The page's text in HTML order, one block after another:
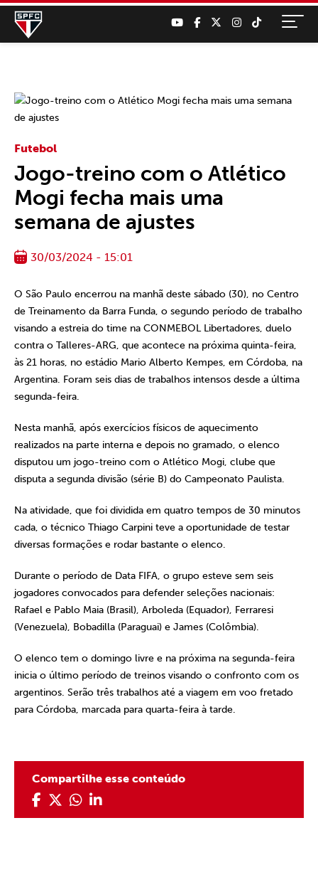
Futebol
Jogo-treino com o Atlético
Mogi fecha mais uma
semana de ajustes
30/03/2024 - 15:01
O São Paulo encerrou na manhã deste sábado (30), no Centro
de Treinamento da Barra Funda, o segundo período de trabalho
visando a estreia do time na CONMEBOL Libertadores, duelo
contra o Talleres-ARG, que acontece na próxima quinta-feira,
às 21 horas, no estádio Mario Alberto Kempes, em Córdoba, na
Argentina. Foram seis dias de trabalhos intensos desde a última
segunda-feira.
Nesta manhã, após exercícios físicos de aquecimento
realizados na parte interna e depois no gramado, o elenco
disputou um jogo-treino com o Atlético Mogi, clube que
disputa a segunda divisão (série B) do Campeonato Paulista.
Na atividade, que foi dividida em quatro tempos de 30 minutos
cada, o técnico Thiago Carpini teve a oportunidade de testar
diversas formações e rodar bastante o elenco.
Durante o período de Data FIFA, o grupo esteve sem seis
jogadores convocados para defender seleções nacionais:
Rafael e Pablo Maia (Brasil), Arboleda (Equador), Ferraresi
(Venezuela), Bobadilla (Paraguai) e James (Colômbia).
O elenco tem o domingo livre e na próxima na segunda-feira
inicia o último período de treinos visando o confronto com os
argentinos. Serão três trabalhos até a viagem em voo fretado
para Córdoba, marcada para quarta-feira à tarde.
Compartilhe esse conteúdo